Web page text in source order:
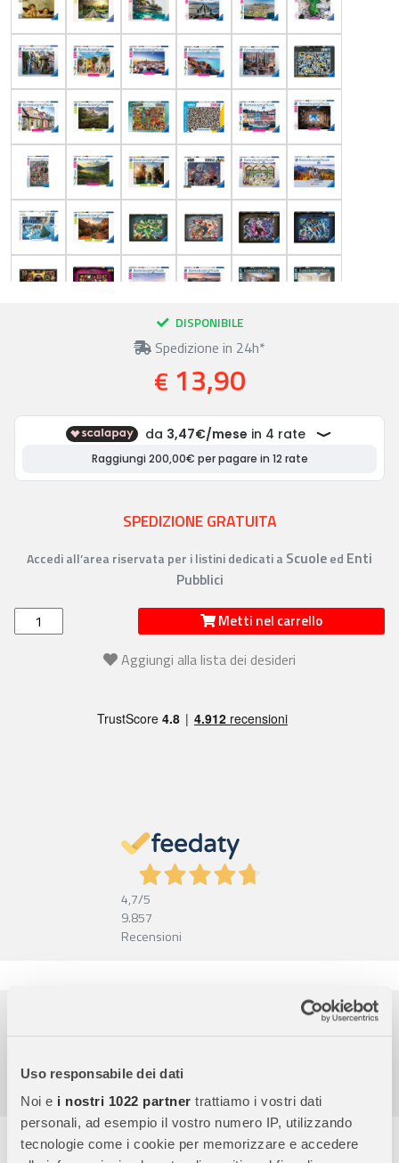
Uso responsabile dei dati
Noi e i nostri 1022 partner trattiamo i vostri dati
personali, ad esempio il vostro numero IP, utilizzando
tecnologie come i cookie per memorizzare e accedere
DISPONIBILE
Spedizione in 24h*
€ 13,90
SPEDIZIONE GRATUITA
Accedi all’area riservata per i listini dedicati a Scuoleed Enti
Pubblici
Metti nel carrello
Aggiungi alla lista dei desideri
4,7/5
9.857
Recensioni
Assistenza dal lunedì al venerdì
Descrizione completa